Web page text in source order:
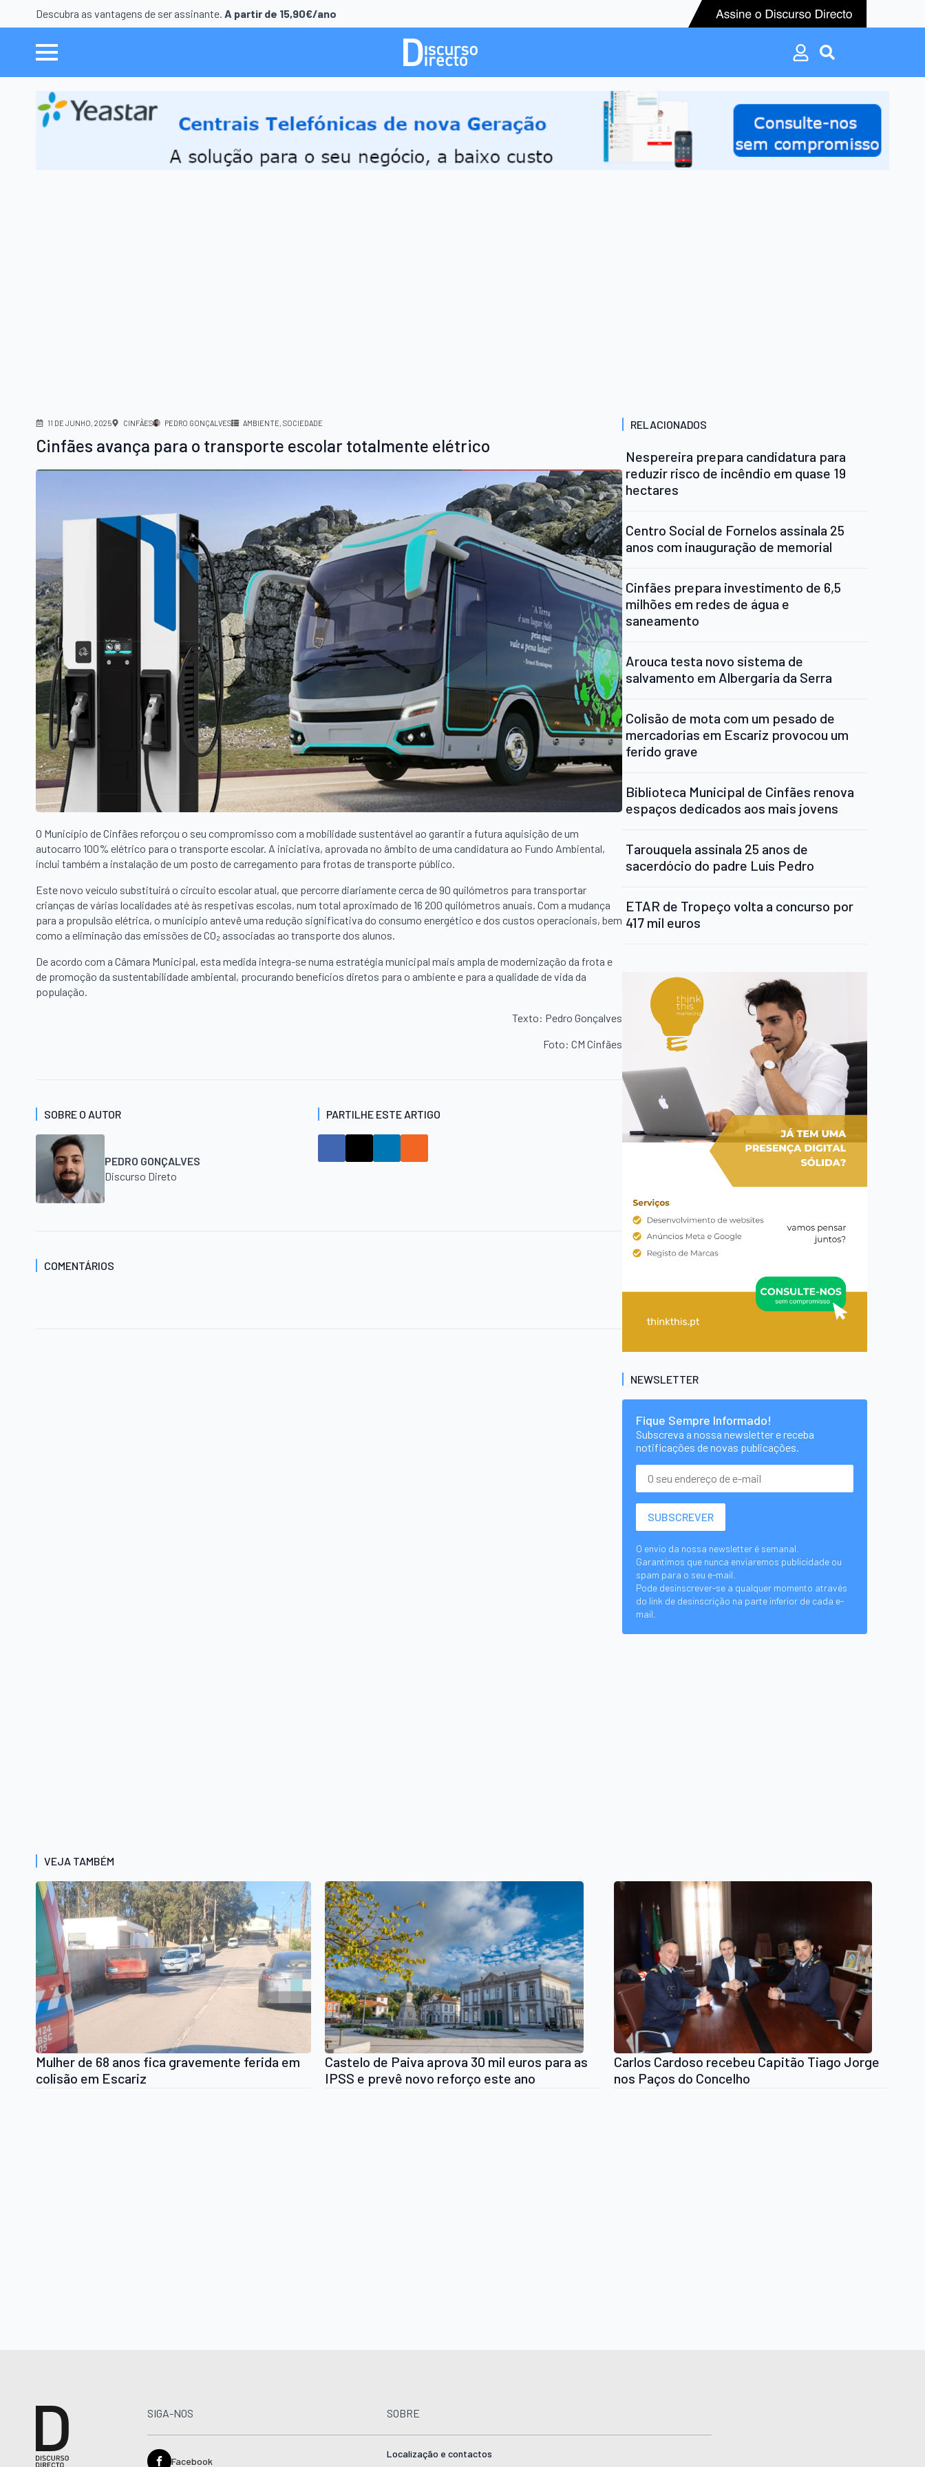
Descubra as vantagens de ser assinante. A partir de 15,90€/ano
Search
Search
for:
11 DE JUNHO, 2025 CINFÃES PEDRO GONÇALVES AMBIENTE SOCIEDADE
Cinfães avança para o transporte escolar totalmente elétrico
O Município de Cinfães reforçou o seu compromisso com a mobilidade sustentável ao garantir a futura aquisição de um
autocarro 100% elétrico para o transporte escolar. A iniciativa, aprovada no âmbito de uma candidatura ao Fundo Ambiental,
inclui também a instalação de um posto de carregamento para frotas de transporte público.
Este novo veículo substituirá o circuito escolar atual, que percorre diariamente cerca de 90 quilómetros para transportar
crianças de várias localidades até às respetivas escolas, num total aproximado de 16 200 quilómetros anuais. Com a mudança
para a propulsão elétrica, o município antevê uma redução significativa do consumo energético e dos custos operacionais, bem
como a eliminação das emissões de CO₂ associadas ao transporte dos alunos.
De acordo com a Câmara Municipal, esta medida integra-se numa estratégia municipal mais ampla de modernização da frota e
de promoção da sustentabilidade ambiental, procurando benefícios diretos para o ambiente e para a qualidade de vida da
população.
Texto: Pedro Gonçalves
Foto: CM Cinfães
SOBRE O AUTOR
PEDRO GONÇALVES
Discurso Direto
PARTILHE ESTE ARTIGO
COMENTÁRIOS
RELACIONADOS
Nespereira prepara candidatura para
reduzir risco de incêndio em quase 19
hectares
Centro Social de Fornelos assinala 25
anos com inauguração de memorial
Cinfães prepara investimento de 6,5
milhões em redes de água e
saneamento
Arouca testa novo sistema de
salvamento em Albergaria da Serra
Colisão de mota com um pesado de
mercadorias em Escariz provocou um
ferido grave
Biblioteca Municipal de Cinfães renova
espaços dedicados aos mais jovens
Tarouquela assinala 25 anos de
sacerdócio do padre Luís Pedro
ETAR de Tropeço volta a concurso por
417 mil euros
NEWSLETTER
Fique Sempre Informado!
Subscreva a nossa newsletter e receba
notificações de novas publicações.
O envio da nossa newsletter é semanal.
Garantimos que nunca enviaremos publicidade ou
spam para o seu e-mail.
Pode desinscrever-se a qualquer momento através
do link de desinscrição na parte inferior de cada e-
mail.
VEJA TAMBÉM
Mulher de 68 anos fica gravemente ferida em
colisão em Escariz
Castelo de Paiva aprova 30 mil euros para as
IPSS e prevê novo reforço este ano
Carlos Cardoso recebeu Capitão Tiago Jorge
nos Paços do Concelho
SIGA-NOS
Facebook
SOBRE
Localização e contactos